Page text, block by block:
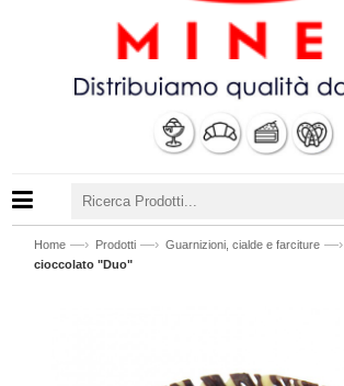
Home —› Prodotti —› Guarnizioni, cialde e farciture —›
cioccolato "Duo"